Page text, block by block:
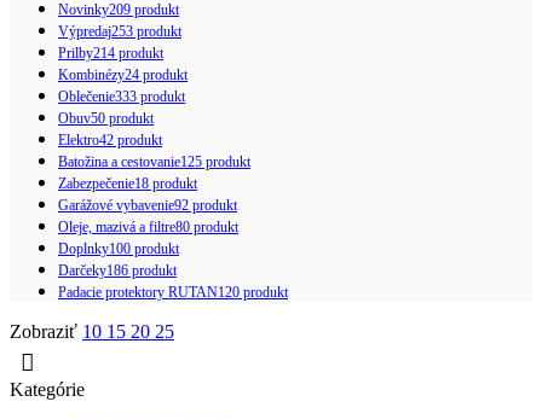
Novinky209 produkt
Výpredaj253 produkt
Prilby214 produkt
Kombinézy24 produkt
Oblečenie333 produkt
Obuv50 produkt
Elektro42 produkt
Batožina a cestovanie125 produkt
Zabezpečenie18 produkt
Garážové vybavenie92 produkt
Oleje, mazivá a filtre80 produkt
Doplnky100 produkt
Darčeky186 produkt
Padacie protektory RUTAN120 produkt
Zobraziť 10 15 20 25
Kategórie